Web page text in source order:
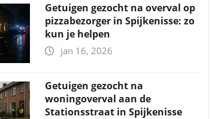
Getuigen gezocht na overval op
pizzabezorger in Spijkenisse: zo
kun je helpen
jan 16, 2026
Getuigen gezocht na
woningoverval aan de
Stationsstraat in Spijkenisse